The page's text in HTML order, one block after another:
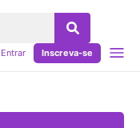
Entrar Inscreva-se